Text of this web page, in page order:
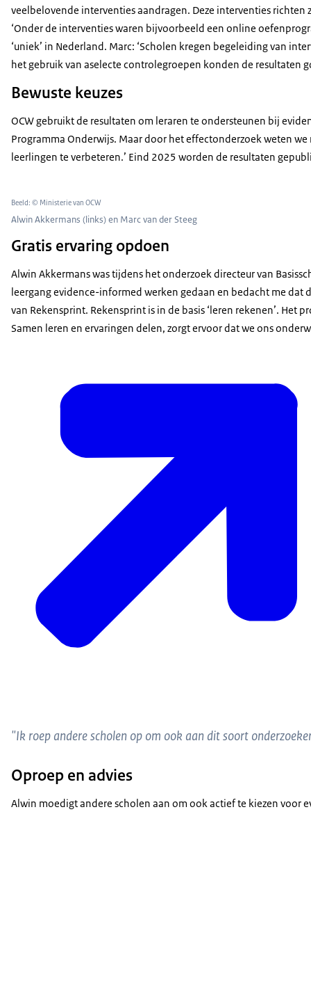
veelbelovende interventies aandragen. Deze interventies
‘Onder de interventies waren bijvoorbeeld een online
‘uniek’ in Nederland. Marc: ‘Scholen kregen begeleiding van
het gebruik van aselecte controlegroepen konden de resultaten
Bewuste keuzes
OCW gebruikt de resultaten om leraren te ondersteunen bij
Programma Onderwijs. Maar door het effectonderzoek weten
leerlingen te verbeteren.’ Eind 2025 worden de resultaten
Beeld: © Ministerie van OCW
Alwin Akkermans (links) en Marc van der Steeg
Gratis ervaring opdoen
Alwin Akkermans was tijdens het onderzoek directeur van
leergang evidence-informed werken gedaan en bedacht me
van Rekensprint. Rekensprint is in de basis ‘leren rekenen’.
Samen leren en ervaringen delen, zorgt ervoor dat we ons
"Ik roep andere scholen op om ook aan dit soort
Oproep en advies
Alwin moedigt andere scholen aan om ook actief te kiezen voor